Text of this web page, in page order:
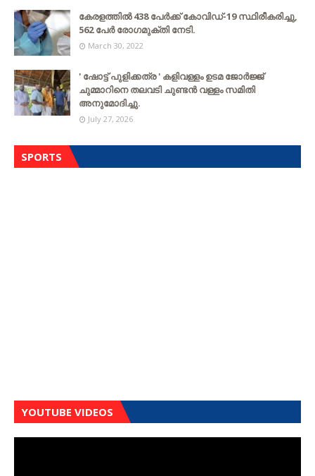
കേരളത്തില്‍ 438 പേര്‍ക്ക് കോവിഡ്-19 സ്ഥിരീകരിച്ചു,
562 പേര്‍ രോഗമുക്തി നേടി.
March 30, 2022
' ഷോട്ട് പുളിക്കത്ര ' കളിവള്ളം ഉടമ ജോർജ്ജ്
ചുമ്മാറിനെ തലവടി ചുണ്ടൻ വള്ളം സമിതി
അനുമോദിച്ചു.
July 27, 2026
SPORTS
YOUTUBE VIDEOS